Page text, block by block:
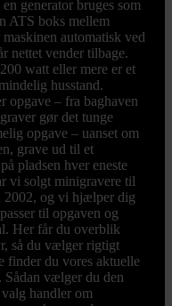
generator bruges som
ATS boks mellem
automatisk ved
nettet vender tilbage.
watt eller mere er et
husstand.
opgave – fra baghaven
gør det tunge
opgave – uanset om
grave ud til et
pladsen hver eneste
vi solgt minigravere til
2002, og vi hjælper dig
til opgaven og
Her får du overblik
så du vælger rigtigt
finder du vores aktuelle
vælger du den
handler om